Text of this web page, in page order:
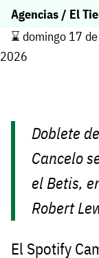
Agencias / El
⌛️ domingo 17
2026
Doblete
Cancelo
el Betis,
Robert
El Spotify